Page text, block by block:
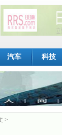
汽车 科技
>